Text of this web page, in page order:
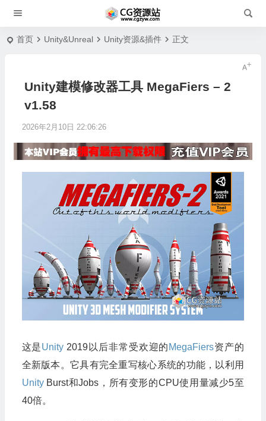
首页 Unity&Unreal Unity资源&插件 正文
Unity建模修改器工具 MegaFiers – 2
v1.58
2026年2月10日 22:06:26
这是Unity 2019以后非常受欢迎的 MegaFiers资产的
全新版本。它具有完全重写核心系统的功能，以利用
UnityBurst和Jobs，所有变形的CPU使用量减少5至
40倍。